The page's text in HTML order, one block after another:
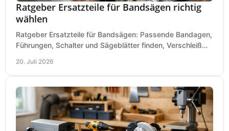
Ratgeber Ersatzteile für Bandsägen richtig
wählen
Ratgeber Ersatzteile für Bandsägen: Passende Bandagen,
Führungen, Schalter und Sägeblätter finden, Verschleiß
20. Juli 2026